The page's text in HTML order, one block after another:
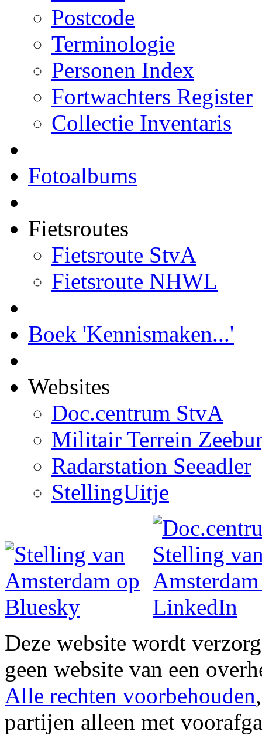
Postcode
Terminologie
Personen Index
Fortwachters Register
Collectie Inventaris
Fotoalbums
Fietsroutes
Fietsroute StvA
Fietsroute NHWL
Boek 'Kennismaken...'
Websites
Doc.centrum StvA
Militair Terrein
Radarstation Seeadler
StellingUitje
Deze website wordt
geen website van een
Alle rechten voorbehouden
partijen alleen met